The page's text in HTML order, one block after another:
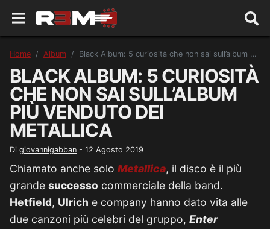
Home Album Black Album: 5 curiosità che non sai sull’album più venduto dei Metallica
BLACK ALBUM: 5 CURIOSITÀ
CHE NON SAI SULL’ALBUM
PIÙ VENDUTO DEI
METALLICA
Di giovannigabban - 12 Agosto 2019
Chiamato anche solo Metallica, il disco è il più
grande successo commerciale della band.
Hetfield, Ulrich e company hanno dato vita alle
due canzoni più celebri del gruppo, Enter